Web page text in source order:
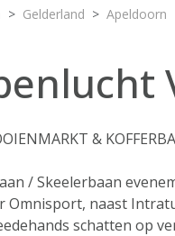
Gelderland Apeldoorn
&
/ Skeelerbaan
Omnisport, naast
schatten op